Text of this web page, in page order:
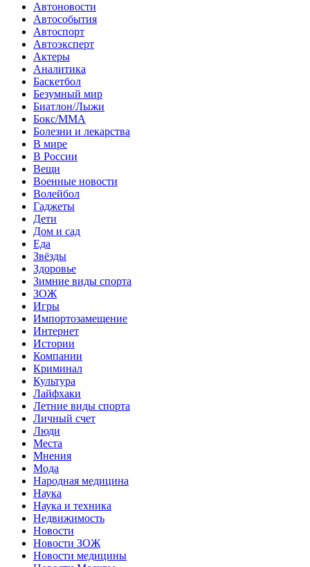
Автоновости
Автособытия
Автоспорт
Автоэксперт
Актеры
Аналитика
Баскетбол
Безумный мир
Биатлон/Лыжи
Бокс/MMA
Болезни и лекарства
В мире
В России
Вещи
Военные новости
Волейбол
Гаджеты
Дети
Дом и сад
Еда
Звёзды
Здоровье
Зимние виды спорта
ЗОЖ
Игры
Импортозамещение
Интернет
Истории
Компании
Криминал
Культура
Лайфхаки
Летние виды спорта
Личный счет
Люди
Места
Мнения
Мода
Народная медицина
Наука
Наука и техника
Недвижимость
Новости
Новости ЗОЖ
Новости медицины